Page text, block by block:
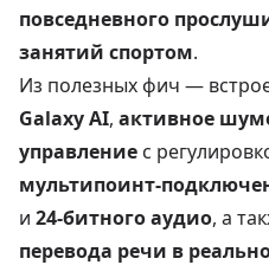
повседневного
занятий спортом.
Из полезных фич —
Galaxy AI, активное
управление с
мультипоинт-
и 24-битного аудио, а
перевода речи в